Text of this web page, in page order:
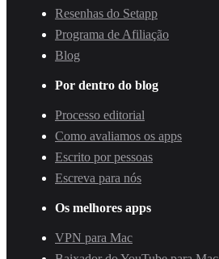
Resenhas do Setapp
Programa de Afiliação
Blog
Por dentro do blog
Processo editorial
Como avaliamos os apps
Escrito por pessoas
Escreva para nós
Os melhores apps
VPN para Mac